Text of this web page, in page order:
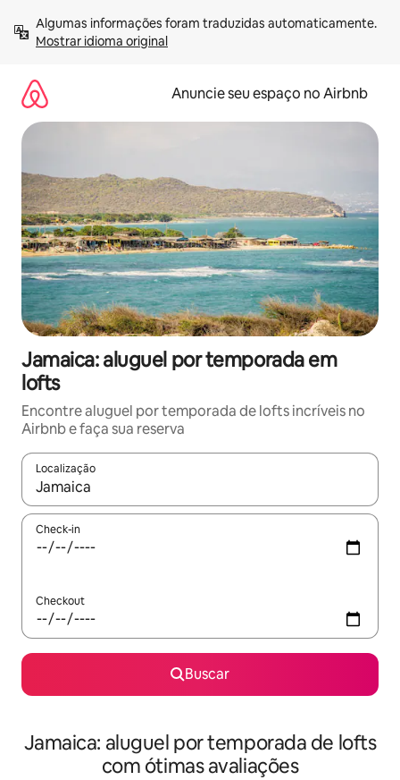
para
Mostrar idioma original
Anuncie seu espaço no Airbnb
Jamaica: aluguel por temporada em
lofts
Encontre aluguel por temporada de lofts incríveis no
Airbnb e faça sua reserva
Localização
Quando os resultados estiverem disponíveis, explore-os
Check-in
Checkout
Buscar
Jamaica: aluguel por temporada de lofts
com ótimas avaliações